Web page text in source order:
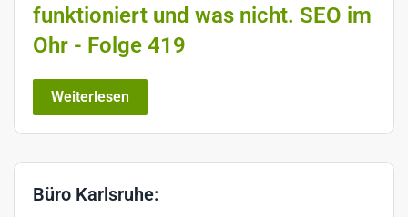
funktioniert und was nicht. SEO im
Ohr - Folge 419
Weiterlesen
Büro Karlsruhe: